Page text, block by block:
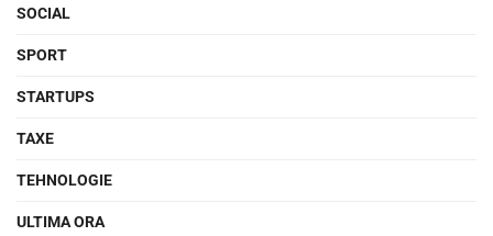
SOCIAL
SPORT
STARTUPS
TAXE
TEHNOLOGIE
ULTIMA ORA